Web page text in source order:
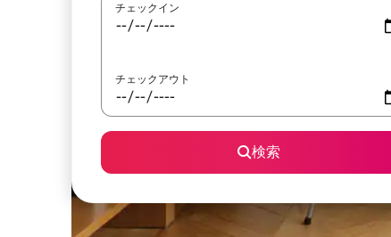
チェックイン
チェックアウト
検索